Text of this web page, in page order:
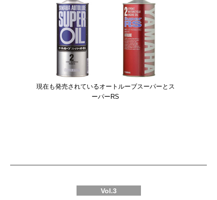
現在も発売されているオートルーブスーパーとス
ーパーRS
Vol.3